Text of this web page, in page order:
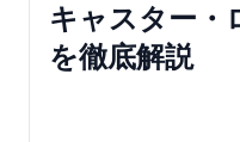
キャスター・
を徹底解説